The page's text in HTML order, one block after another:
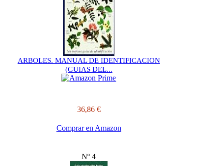
ARBOLES. MANUAL DE IDENTIFICACION
(GUIAS DEL...
36,86 €
Comprar en Amazon
Nº 4